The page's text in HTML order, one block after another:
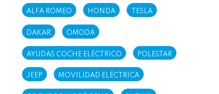
ALFA ROMEO HONDA TESLA
DAKAR OMODA
AYUDAS COCHE ELÉCTRICO POLESTAR
JEEP MOVILIDAD ELÉCTRICA